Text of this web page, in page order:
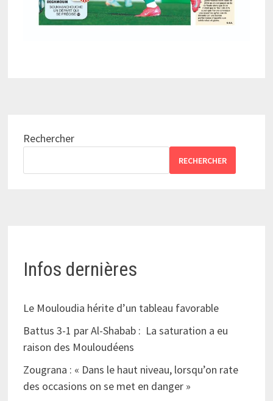
Rechercher
RECHERCHER
Infos dernières
Le Mouloudia hérite d’un tableau favorable
Battus 3-1 par Al-Shabab : La saturation a eu
raison des Mouloudéens
Zougrana : « Dans le haut niveau, lorsqu’on rate
des occasions on se met en danger »